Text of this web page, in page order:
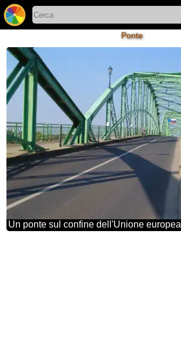
Ponte
Un ponte sul confine dell'Unione europea